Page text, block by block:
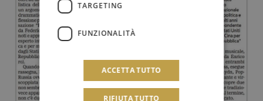
TARGETING
FUNZIONALITÀ
ACCETTA TUTTO
RIFIUTA TUTTO